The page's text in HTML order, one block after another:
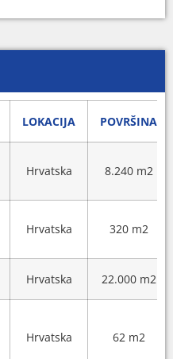
LOKACIJA POVRŠINA
Hrvatska 8.240 m2
Hrvatska 320 m2
Hrvatska 22.000 m2
Hrvatska 62 m2